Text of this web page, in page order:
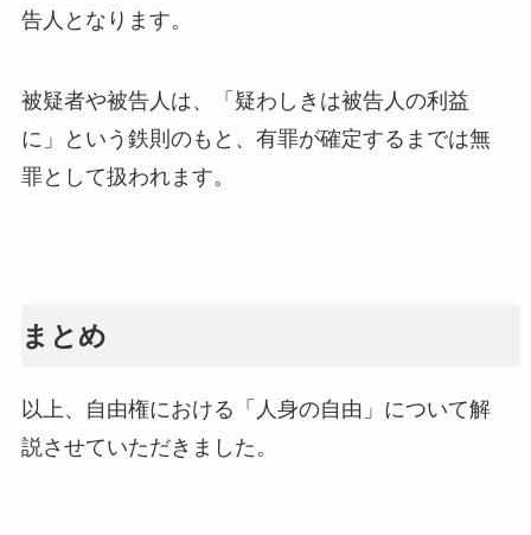
告人となります。
被疑者や被告人は、「疑わしきは被告人の利益
に」という鉄則のもと、有罪が確定するまでは無
罪として扱われます。
まとめ
以上、自由権における「人身の自由」について解
説させていただきました。